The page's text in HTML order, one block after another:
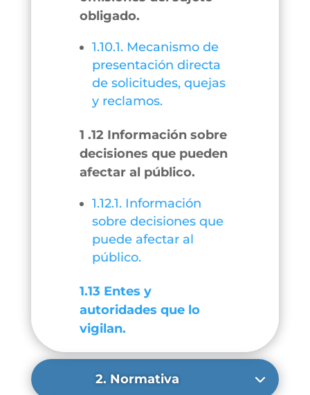
obligado.
1.10.1. Mecanismo de
presentación directa
de solicitudes, quejas
y reclamos.
1 .12 Información sobre
decisiones que pueden
afectar al público.
1.12.1. Información
sobre decisiones que
puede afectar al
público.
1.13 Entes y
autoridades que lo
vigilan.
2. Normativa